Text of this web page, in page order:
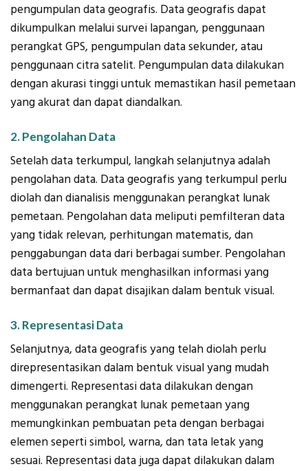
pengumpulan data geografis. Data geografis dapat
dikumpulkan melalui survei lapangan, penggunaan
perangkat GPS, pengumpulan data sekunder, atau
penggunaan citra satelit. Pengumpulan data dilakukan
dengan akurasi tinggi untuk memastikan hasil pemetaan
yang akurat dan dapat diandalkan.
2. Pengolahan Data
Setelah data terkumpul, langkah selanjutnya adalah
pengolahan data. Data geografis yang terkumpul perlu
diolah dan dianalisis menggunakan perangkat lunak
pemetaan. Pengolahan data meliputi pemfilteran data
yang tidak relevan, perhitungan matematis, dan
penggabungan data dari berbagai sumber. Pengolahan
data bertujuan untuk menghasilkan informasi yang
bermanfaat dan dapat disajikan dalam bentuk visual.
3. Representasi Data
Selanjutnya, data geografis yang telah diolah perlu
direpresentasikan dalam bentuk visual yang mudah
dimengerti. Representasi data dilakukan dengan
menggunakan perangkat lunak pemetaan yang
memungkinkan pembuatan peta dengan berbagai
elemen seperti simbol, warna, dan tata letak yang
sesuai. Representasi data juga dapat dilakukan dalam